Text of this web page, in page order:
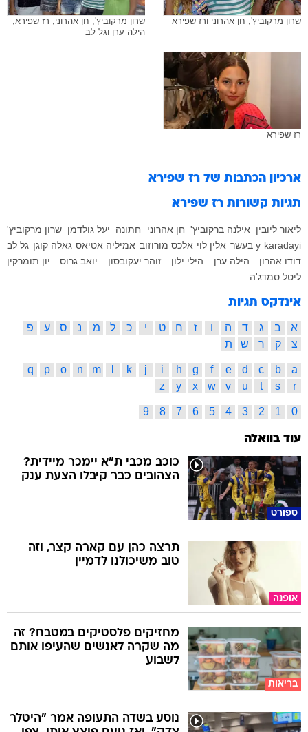
שרון מרקוביץ', חן אהרוני ורז שפירא
שרון מרקוביץ', חן אהרוני, רז שפירא,
הילה ערן וגל לב
רז שפירא
ארכיון הכתבות של רז שפירא
תגיות קשורות רז שפירא
ליאור ליובין אילנה ברקוביץ' חן אהרוני חתונה יעל גולדמן שרון מרקוביץ'
karadayi y בעשר אלין לוי אלכס מורוזוב אמיליה אטיאס גאלה קוגן גל לב
דודו אהרון
הילה ערן הילי ילון זוהר יעקובסון יואב גרוס
יון תומרקין
ליטל סמדג'ה
אינדקס תגיות
א ב ג ד ה ו ז ח ט י כ ל מ נ ס ע
פ
צ
ק ר ש ת
a
b
c
d
e
f
g
h
i
j
k
m
n
o
p
q
r
s
t
u
v
w
x
y
z
0
1
2
3
4
5
6
7
8
9
עוד בוואלה
ספורט
כוכב מכבי ת"א יימכר מיידית?
הצהובים כבר קיבלו הצעת ענק
אופנה
תרצה כהן עם קארה קצר, וזה
טוב משיכולנו לדמיין
בריאות
מחזיקים פלסטיקים במטבח? זה
מה שקרה לאנשים שהעיפו אותם
לשבוע
נוסע בשדה התעופה אמר "היטלר